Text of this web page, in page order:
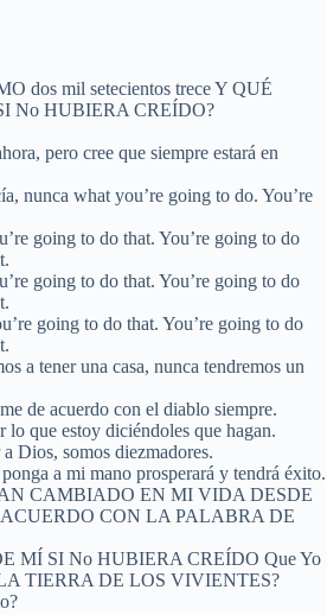
dos mil setecientos trece Y QUÉ
No HUBIERA CREÍDO?
pero cree que siempre estará en
nunca what you’re going to do. You’re
going to do that. You’re going to do
going to do that. You’re going to do
going to do that. You’re going to do
a tener una casa, nunca tendremos un
de acuerdo con el diablo siempre.
lo que estoy diciéndoles que hagan.
Dios, somos diezmadores.
a mi mano prosperará y tendrá éxito.
CAMBIADO EN MI VIDA DESDE
CON LA PALABRA DE
MÍ SI No HUBIERA CREÍDO Que Yo
TIERRA DE LOS VIVIENTES?